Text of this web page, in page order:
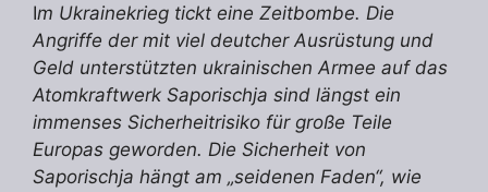
Im Ukrainekrieg tickt eine Zeitbombe. Die
Angriffe der mit viel deutcher Ausrüstung und
Geld unterstützten ukrainischen Armee auf das
Atomkraftwerk Saporischja sind längst ein
immenses Sicherheitrisiko für große Teile
Europas geworden. Die Sicherheit von
Saporischja hängt am „seidenen Faden“, wie